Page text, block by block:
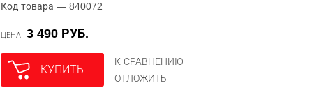
Код товара — 840072
ЦЕНА 3 490 РУБ.
КУПИТЬ
К СРАВНЕНИЮ
ОТЛОЖИТЬ